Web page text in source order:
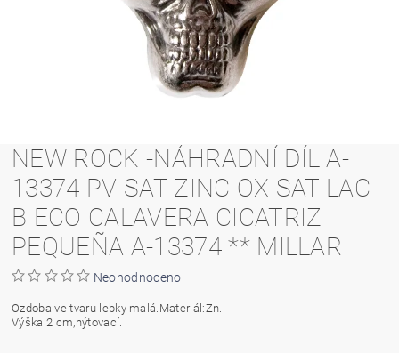
NEW ROCK -NÁHRADNÍ DÍL A-
13374 PV SAT ZINC OX SAT LAC
B ECO CALAVERA CICATRIZ
PEQUEÑA A-13374 ** MILLAR
Neohodnoceno
Ozdoba ve tvaru lebky malá.Materiál:Zn.
Výška 2 cm,nýtovací.